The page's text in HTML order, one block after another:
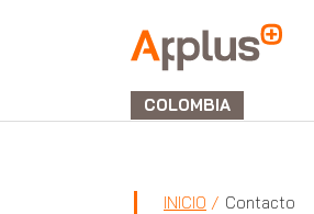
APPLUS+
GROUP
COLOMBIA
INICIO Contacto